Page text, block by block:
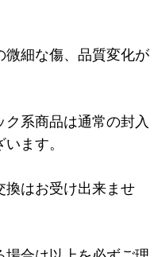
微細な傷、品質変化が
系商品は通常の封入
ます。
換はお受け出来ませ